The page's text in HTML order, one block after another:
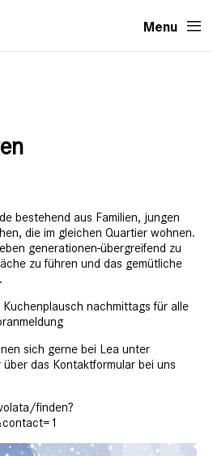
Menu
bestehend aus Familien, jungen
die im gleichen Quartier wohnen.
generationen-übergreifend zu
zu führen und das gemütliche
Kuchenplausch nachmittags für alle
sich gerne bei Lea unter
das Kontaktformular bei uns
finden?